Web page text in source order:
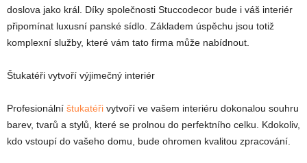
doslova jako král. Díky společnosti Stuccodecor bude i váš interiér
připomínat luxusní panské sídlo. Základem úspěchu jsou totiž
komplexní služby, které vám tato firma může nabídnout.
Štukatéři vytvoří výjimečný interiér
Profesionální štukatéři vytvoří ve vašem interiéru dokonalou souhru
barev, tvarů a stylů, které se prolnou do perfektního celku. Kdokoliv,
kdo vstoupí do vašeho domu, bude ohromen kvalitou zpracování.